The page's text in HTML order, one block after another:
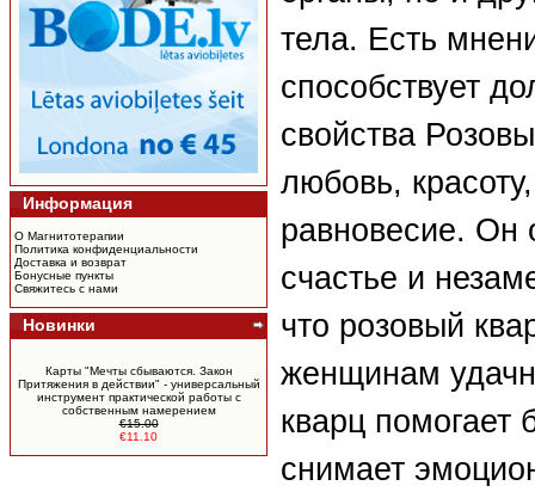
Информация
О Магнитотерапии
Политика конфиденциальности
Доставка и возврат
Бонусные пункты
Свяжитесь с нами
Новинки
Карты "Мечты сбываются. Закон
Притяжения в действии" - универсальный
инструмент практической работы с
собственным намерением
€15.00
€11.10
тела. Есть
способствует
свойства
любовь,
равновесие. Он
счастье и
что розовый
женщинам
кварц помогает
снимает